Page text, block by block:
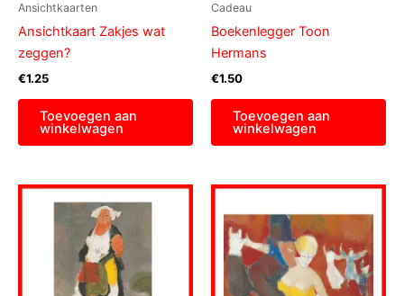
Ansichtkaarten
Ansichtkaart Zakjes wat
zeggen?
€1.25
Toevoegen aan
winkelwagen
Cadeau
Boekenlegger Toon
Hermans
€1.50
Toevoegen aan
winkelwagen